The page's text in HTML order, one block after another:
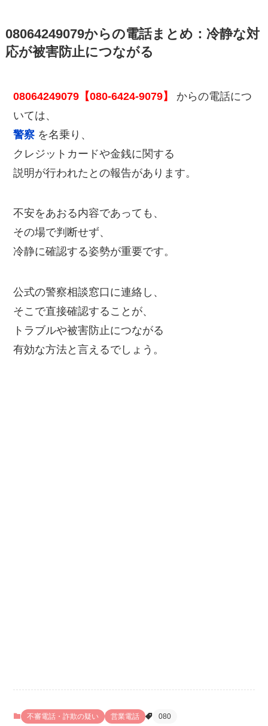
08064249079からの電話まとめ：冷静な対
応が被害防止につながる
08064249079【080-6424-9079】
からの電話につ
いては、
警察 を名乗り、
クレジットカードや金銭に関する
説明が行われたとの報告があります。
不安をあおる内容であっても、
その場で判断せず、
冷静に確認する姿勢が重要です。
公式の警察相談窓口に連絡し、
そこで直接確認することが、
トラブルや被害防止につながる
有効な方法と言えるでしょう。
不審電話・詐欺の疑い 営業電話 080